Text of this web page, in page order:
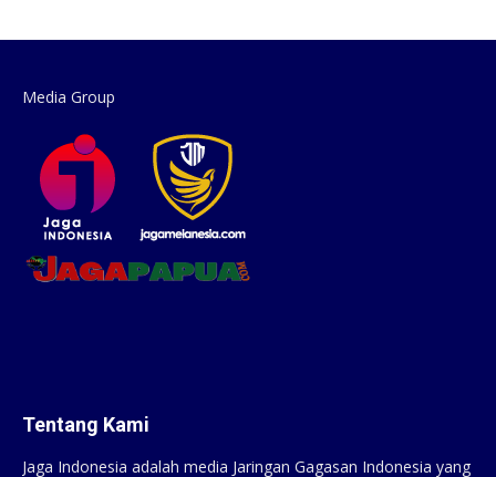
Media Group
Tentang Kami
Jaga Indonesia adalah media Jaringan Gagasan Indonesia yang